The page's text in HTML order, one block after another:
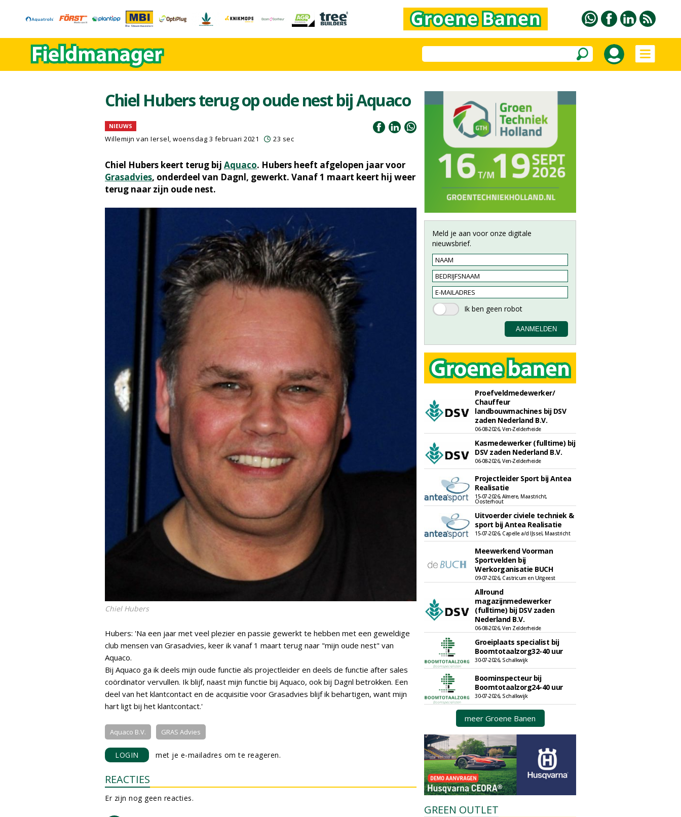
Chiel Hubers terug op oude nest bij Aquaco
NIEUWS
Willemijn van Iersel, woensdag 3 februari 2021 23 sec
Chiel Hubers keert terug bij Aquaco. Hubers heeft afgelopen jaar voor
Grasadvies, onderdeel van Dagnl, gewerkt. Vanaf 1 maart keert hij weer
terug naar zijn oude nest.
Chiel Hubers
Hubers: 'Na een jaar met veel plezier en passie gewerkt te hebben met een geweldige
club mensen van Grasadvies, keer ik vanaf 1 maart terug naar "mijn oude nest" van
Aquaco.
Bij Aquaco ga ik deels mijn oude functie als projectleider en deels de functie after sales
coördinator vervullen. Ik blijf, naast mijn functie bij Aquaco, ook bij Dagnl betrokken. Een
deel van het klantcontact en de acquisitie voor Grasadvies blijf ik behartigen, want mijn
hart ligt bij het klantcontact.'
Aquaco B.V. GRAS Advies
LOGIN met je e-mailadres om te reageren.
REACTIES
Er zijn nog geen reacties.
Meld je aan voor onze digitale
nieuwsbrief.
Proefveldmedewerker/
Chauffeur
landbouwmachines bij DSV
zaden Nederland B.V.
06-08-2026, Ven-Zelderheide
Kasmedewerker (fulltime) bij
DSV zaden Nederland B.V.
06-08-2026, Ven-Zelderheide
Projectleider Sport bij Antea
Realisatie
15-07-2026, Almere, Maastricht,
Oosterhout
Uitvoerder civiele techniek &
sport bij Antea Realisatie
15-07-2026, Capelle a/d IJssel, Maastricht
Meewerkend Voorman
Sportvelden bij
Werkorganisatie BUCH
09-07-2026, Castricum en Uitgeest
Allround
magazijnmedewerker
(fulltime) bij DSV zaden
Nederland B.V.
06-08-2026, Ven Zelderheide
Groeiplaats specialist bij
Boomtotaalzorg32-40 uur
30-07-2026, Schalkwijk
Boominspecteur bij
Boomtotaalzorg24-40 uur
30-07-2026, Schalkwijk
meer Groene Banen
GREEN OUTLET